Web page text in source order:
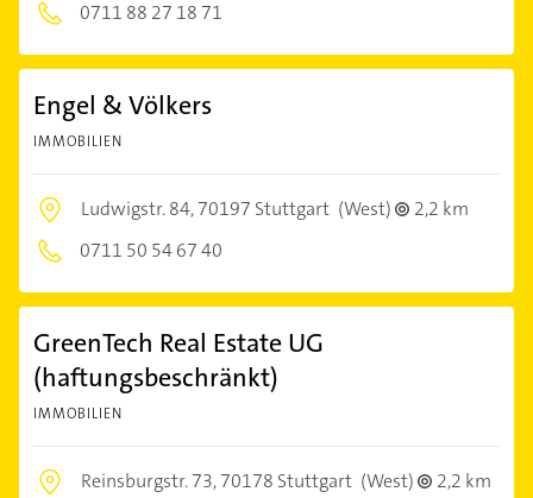
0711 88 27 18 71
Engel & Völkers
IMMOBILIEN
Ludwigstr. 84,70197 Stuttgart (West)
2,2 km
0711 50 54 67 40
GreenTech Real Estate UG
(haftungsbeschränkt)
IMMOBILIEN
Reinsburgstr. 73,70178 Stuttgart (West)
2,2 km